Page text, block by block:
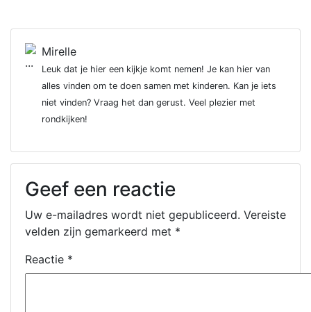
Mirelle
Leuk dat je hier een kijkje komt nemen! Je kan hier van
alles vinden om te doen samen met kinderen. Kan je iets
niet vinden? Vraag het dan gerust. Veel plezier met
rondkijken!
Geef een reactie
Uw e-mailadres wordt niet gepubliceerd. Vereiste
velden zijn gemarkeerd met *
Reactie *